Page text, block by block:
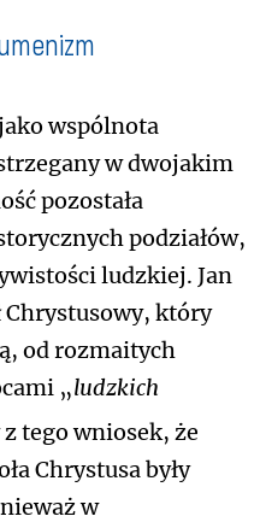
wspólnota
w dwojakim
pozostała
podziałów,
ludzkiej. Jan
Chrystusowy, który
od rozmaitych
„ludzkich
z tego wniosek, że
Chrystusa były
w